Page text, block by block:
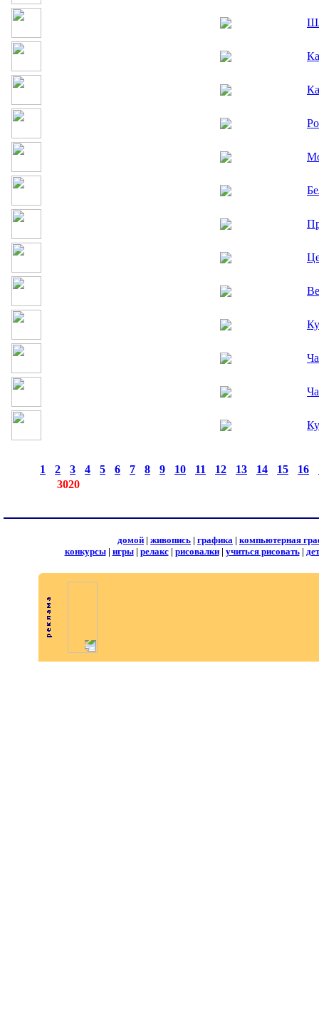
1 2 3 4 5 6 7 8 9 10 11 12 13 14 15 16
3020
домой | живопись | графика | компьютерная
конкурсы| игры| релакс| рисовалки| учиться рисовать|